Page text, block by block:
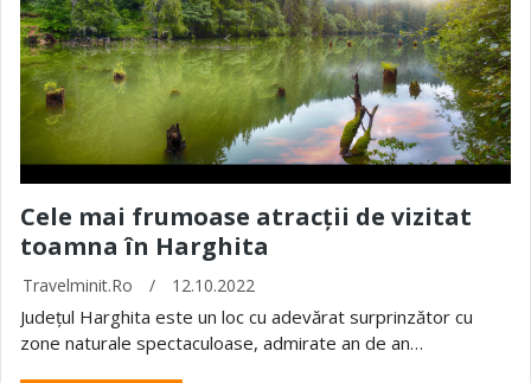
Cele mai frumoase atracții de vizitat
toamna în Harghita
Travelminit.ro / 12.10.2022
Județul Harghita este un loc cu adevărat surprinzător cu
zone naturale spectaculoase, admirate an de an…